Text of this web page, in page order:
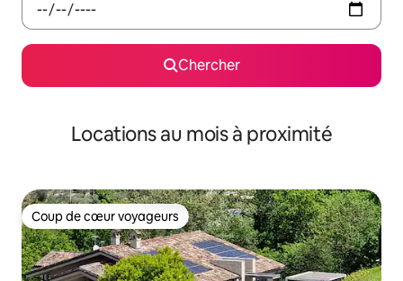
Chercher
Locations au mois à proximité
Coup de cœur voyageurs
Coup de cœur voyageurs